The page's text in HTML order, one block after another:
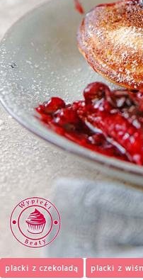
placki z czekoladą placki z